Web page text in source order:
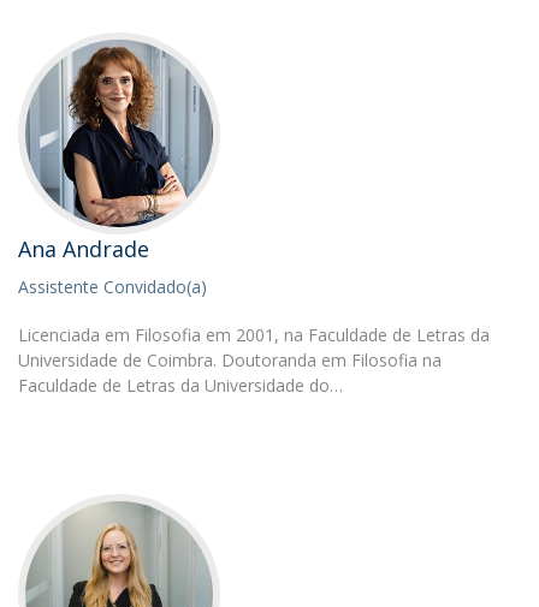
Ana Andrade
Assistente Convidado(a)
Licenciada em Filosofia em 2001, na Faculdade de Letras da
Universidade de Coimbra. Doutoranda em Filosofia na
Faculdade de Letras da Universidade do…